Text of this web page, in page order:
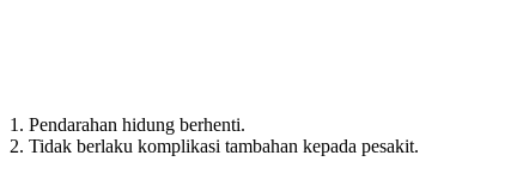
1. Pendarahan hidung berhenti.
2. Tidak berlaku komplikasi tambahan kepada pesakit.